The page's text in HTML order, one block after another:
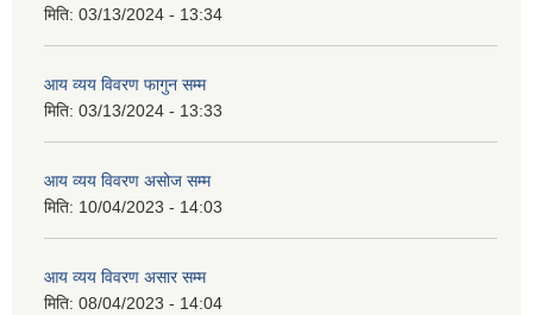
मिति: 03/13/2024 - 13:34
आय व्यय विवरण फागुन सम्म
मिति: 03/13/2024 - 13:33
आय व्यय विवरण असोज सम्म
मिति: 10/04/2023 - 14:03
आय व्यय विवरण असार सम्म
मिति: 08/04/2023 - 14:04